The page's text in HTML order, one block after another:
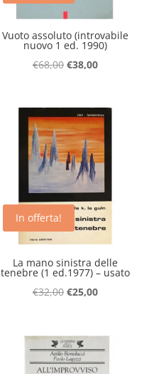
Vuoto assoluto (introvabile
nuovo 1 ed. 1990)
€68,00 Il
era:
€68,00.
€38,00Il
è:
€38,00.
In offerta!
La mano sinistra delle
tenebre (1 ed.1977) – usato
€32,00 Il
era:
€32,00.
€25,00Il
è:
€25,00.